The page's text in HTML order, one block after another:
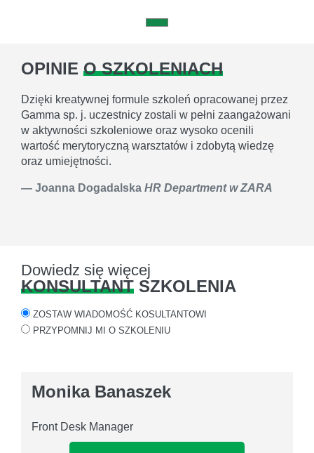
OPINIE O SZKOLENIACH
Dzięki kreatywnej formule szkoleń opracowanej przez
Gamma sp. j. uczestnicy zostali w pełni zaangażowani
w aktywności szkoleniowe oraz wysoko ocenili
wartość merytoryczną warsztatów i zdobytą wiedzę
oraz umiejętności.
Joanna Dogadalska HR Department w ZARA
Dowiedz się więcej
KONSULTANT SZKOLENIA
ZOSTAW WIADOMOŚĆ KOSULTANTOWI
PRZYPOMNIJ MI O SZKOLENIU
Monika Banaszek
Front Desk Manager